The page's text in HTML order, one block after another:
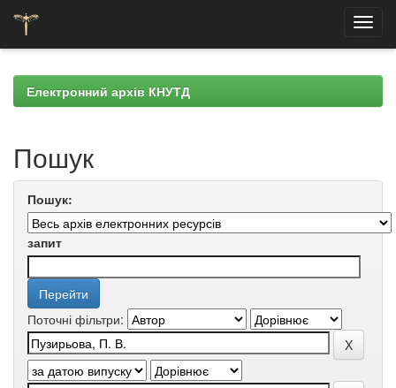
navigationЕлектронний архів КНУТД
Пошук
Пошук:
запит
Поточні фільтри: